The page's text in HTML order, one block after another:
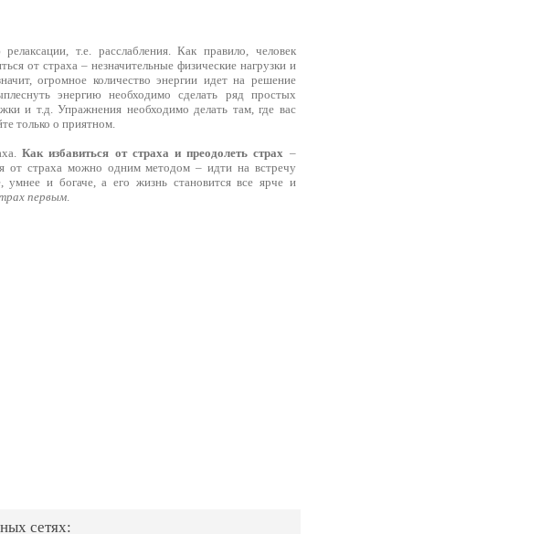
т.е. расслабления. Как правило, человек
от страха – незначительные физические нагрузки и
огромное количество энергии идет на решение
энергию необходимо сделать ряд простых
и т.д. Упражнения необходимо делать там, где вас
только о приятном.
Как избавиться от страха и преодолеть страх –
от страха можно одним методом – идти на встречу
умнее и богаче, а его жизнь становится все ярче и
первым.
сетях: